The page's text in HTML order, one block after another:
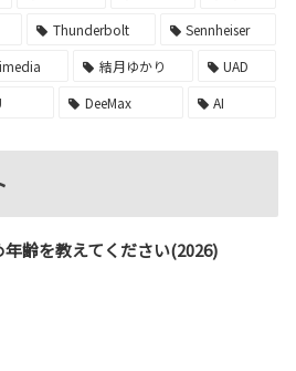
Thunderbolt
Sennheiser
結月ゆかり
UAD
DeeMax AI
齢を教えてください(2026)